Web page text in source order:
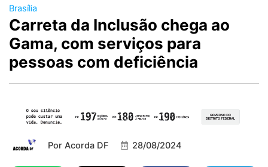
Brasília
Carreta da Inclusão chega ao
Gama, com serviços para
pessoas com deficiência
Por Acorda DF 28/08/2024